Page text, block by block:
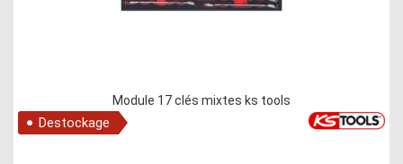
Module 17 clés mixtes ks tools
Destockage